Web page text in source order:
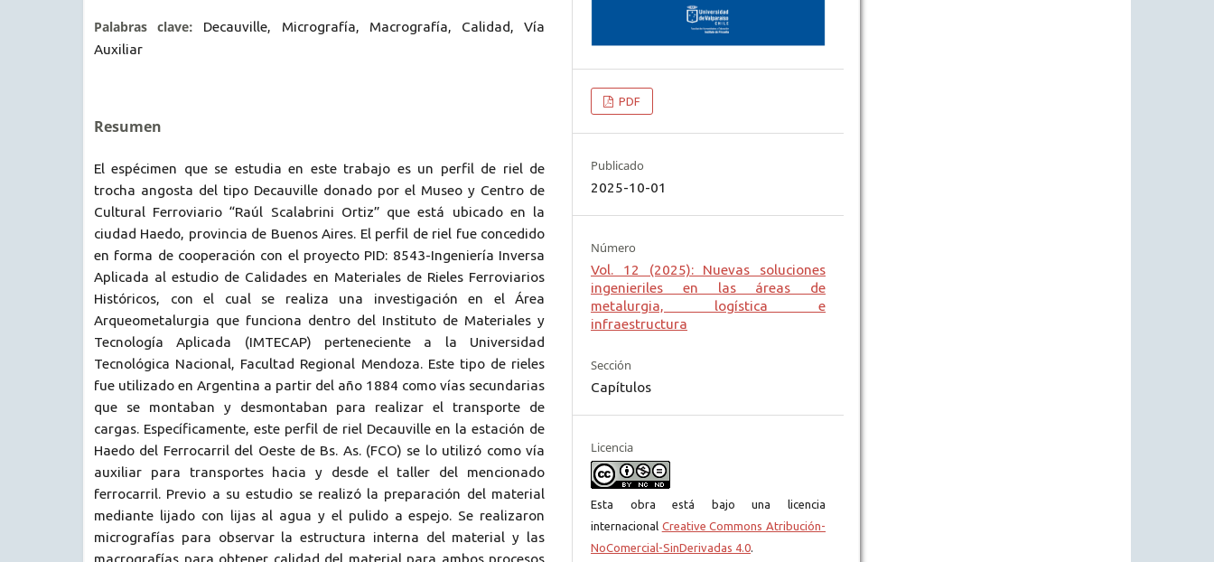
Palabras clave: Decauville, Micrografía, Macrografía, Calidad, Vía
Auxiliar
Resumen
El espécimen que se estudia en este trabajo es un perfil de riel de
trocha angosta del tipo Decauville donado por el Museo y Centro de
Cultural Ferroviario “Raúl Scalabrini Ortiz” que está ubicado en la
ciudad Haedo, provincia de Buenos Aires. El perfil de riel fue concedido
en forma de cooperación con el proyecto PID: 8543-Ingeniería Inversa
Aplicada al estudio de Calidades en Materiales de Rieles Ferroviarios
Históricos, con el cual se realiza una investigación en el Área
Arqueometalurgia que funciona dentro del Instituto de Materiales y
Tecnología Aplicada (IMTECAP) perteneciente a la Universidad
Tecnológica Nacional, Facultad Regional Mendoza. Este tipo de rieles
fue utilizado en Argentina a partir del año 1884 como vías secundarias
que se montaban y desmontaban para realizar el transporte de
cargas. Específicamente, este perfil de riel Decauville en la estación de
Haedo del Ferrocarril del Oeste de Bs. As. (FCO) se lo utilizó como vía
auxiliar para transportes hacia y desde el taller del mencionado
ferrocarril. Previo a su estudio se realizó la preparación del material
mediante lijado con lijas al agua y el pulido a espejo. Se realizaron
micrografías para observar la estructura interna del material y las
macrografías para obtener calidad del material para ambos procesos
PDF
Publicado
2025-10-01
Número
Vol. 12 (2025): Nuevas soluciones
ingenieriles en las áreas de
metalurgia, logística e
infraestructura
Sección
Capítulos
Licencia
Esta obra está bajo una licencia
internacional Creative Commons Atribución-
NoComercial-SinDerivadas 4.0